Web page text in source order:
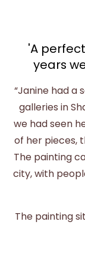
'A
years
“Janine had a
galleries in
we had seen
of her pieces,
The painting
city, with
The painting